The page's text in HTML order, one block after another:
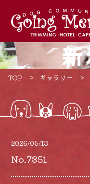
TOP ギャラリー
2026/05/13
No.7351